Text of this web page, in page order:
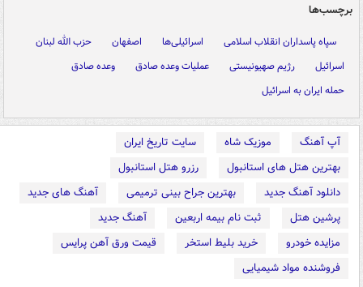
برچسب‌ها
سپاه پاسداران انقلاب اسلامی اسرائیلی‌ها اصفهان
حزب الله لبنان
اسرائیل
رژیم صهیونیستی عملیات وعده صادق
وعده صادق
حمله ایران به اسرائیل
آپ آهنگ موزیک شاه
سایت تاریخ ایران
بهترین هتل های استانبول
رزرو هتل استانبول
دانلود آهنگ جدید
بهترین جراح بینی ترمیمی
آهنگ های جدید
پرشین هتل
ثبت نام بیمه اربعین
آهنگ جدید
مزایده خودرو
خرید بلیط استخر
قیمت ورق آهن پرایس
فروشنده مواد شیمیایی